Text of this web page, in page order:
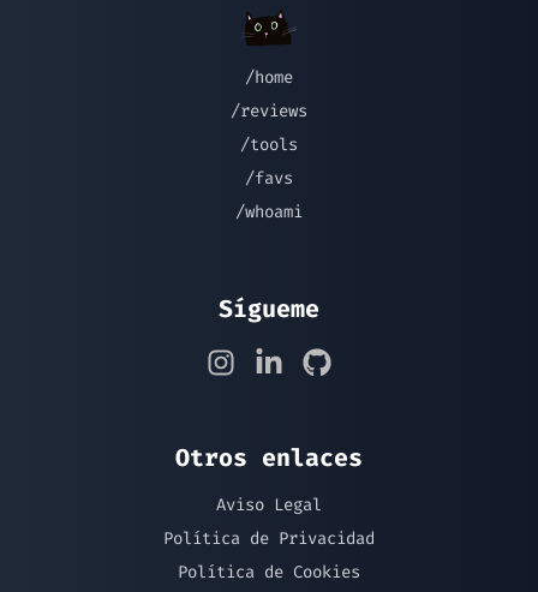
/home
/reviews
/tools
/favs
/whoami
Sígueme
Otros enlaces
Aviso Legal
Política de Privacidad
Política de Cookies